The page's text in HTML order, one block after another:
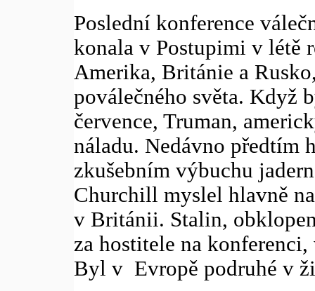
Poslední konference
konala v Postupimi v létě
Amerika, Británie a
poválečného světa. Když
července, Truman,
náladu. Nedávno předtím
zkušebním výbuchu
Churchill myslel hlavně
v Británii. Stalin,
za hostitele na
Byl v Evropě podruhé v